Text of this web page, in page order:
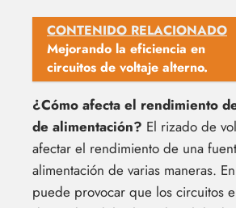
CONTENIDO RELACIONADO
Mejorando la eficiencia en
circuitos de voltaje alterno.
¿Cómo afecta el rendimiento
de alimentación? El rizado de
afectar el rendimiento de una
alimentación de varias maneras.
puede provocar que los circuitos